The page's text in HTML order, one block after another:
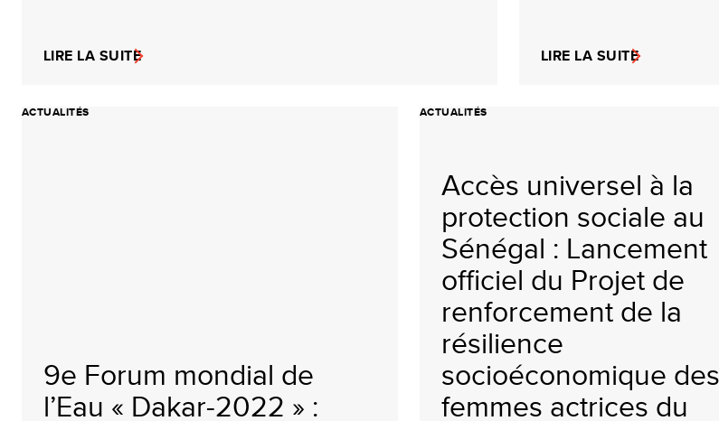
LIRE LA SUITE LIRE LA SUITE
ACTUALITÉS
9e Forum mondial de
l’Eau « Dakar-2022 » :
ACTUALITÉS
Accès universel à la
protection sociale au
Sénégal : Lancement
officiel du Projet de
renforcement de la
résilience
socioéconomique des
femmes actrices du